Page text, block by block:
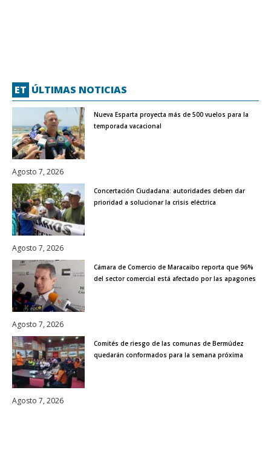
ET ÚLTIMAS NOTICIAS
Nueva Esparta proyecta más de 500 vuelos para la
temporada vacacional
Agosto 7, 2026
Concertación Ciudadana: autoridades deben dar
prioridad a solucionar la crisis eléctrica
Agosto 7, 2026
Cámara de Comercio de Maracaibo reporta que 96%
del sector comercial está afectado por las apagones
Agosto 7, 2026
Comités de riesgo de las comunas de Bermúdez
quedarán conformados para la semana próxima
Agosto 7, 2026